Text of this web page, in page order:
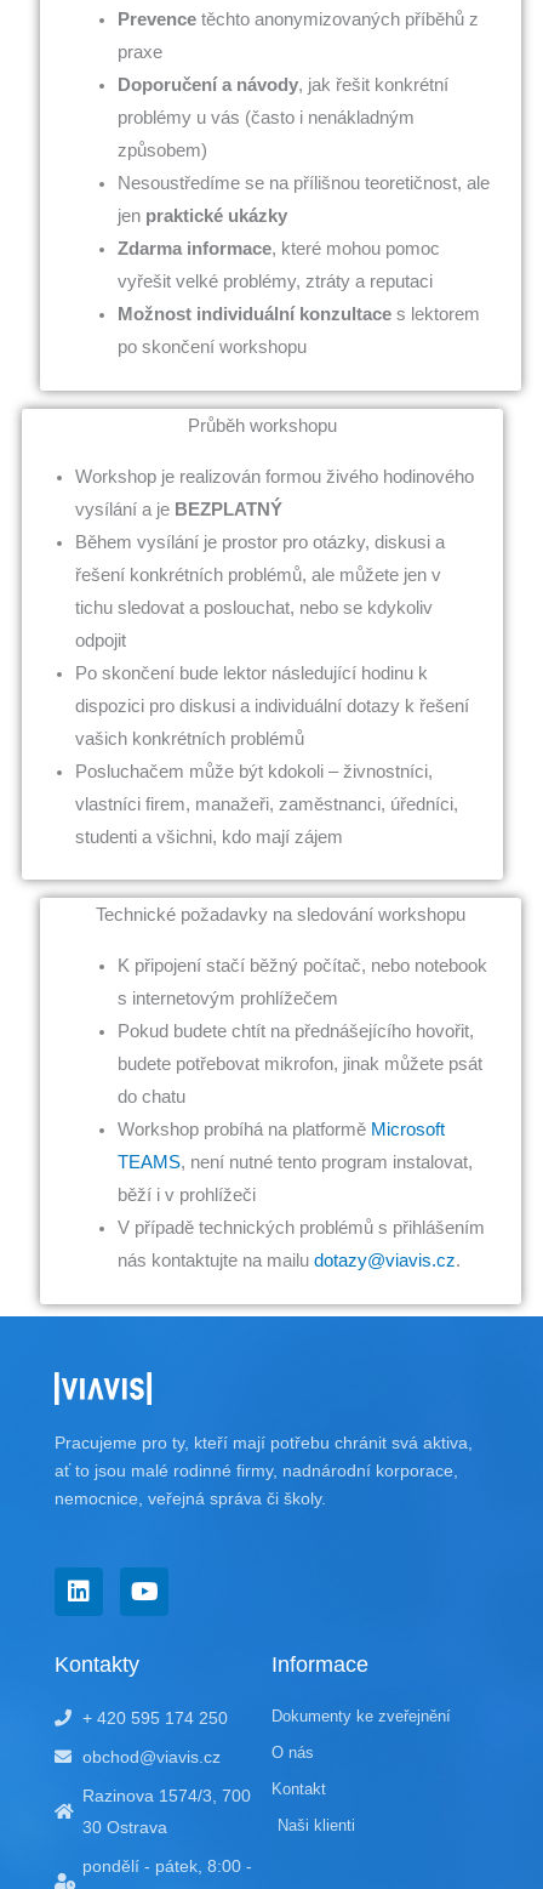
Prevencetěchto anonymizovaných příběhů z
praxe
Doporučení a návody, jak řešit konkrétní
problémy u vás (často i nenákladným
způsobem)
Nesoustředíme se na přílišnou teoretičnost, ale
jen praktické ukázky
Zdarma informace, které mohou pomoc
vyřešit velké problémy, ztráty a reputaci
Možnost individuální konzultaces lektorem
po skončení workshopu
Průběh workshopu
Workshop je realizován formou živého hodinového
vysílání a je BEZPLATNÝ
Během vysílání je prostor pro otázky, diskusi a
řešení konkrétních problémů, ale můžete jen v
tichu sledovat a poslouchat, nebo se kdykoliv
odpojit
Po skončení bude lektor následující hodinu k
dispozici pro diskusi a individuální dotazy k řešení
vašich konkrétních problémů
Posluchačem může být kdokoli – živnostníci,
vlastníci firem, manažeři, zaměstnanci, úředníci,
studenti a všichni, kdo mají zájem
Technické požadavky na sledování workshopu
K připojení stačí běžný počítač, nebo notebook
s internetovým prohlížečem
Pokud budete chtít na přednášejícího hovořit,
budete potřebovat mikrofon, jinak můžete psát
do chatu
Workshop probíhá na platformě Microsoft
TEAMS, není nutné tento program instalovat,
běží i v prohlížeči
V případě technických problémů s přihlášením
nás kontaktujte na mailu dotazy@viavis.cz.
Pracujeme pro ty, kteří mají potřebu chránit svá aktiva,
ať to jsou malé rodinné firmy, nadnárodní korporace,
nemocnice, veřejná správa či školy.
L
i
e
n
Y
o
e
Kontakty
+ 420 595 174 250
obchod@viavis.cz
Razinova 1574/3, 700
30 Ostrava
pondělí - pátek, 8:00 -
Informace
Dokumenty ke zveřejnění
O nás
Kontakt
Naši klienti